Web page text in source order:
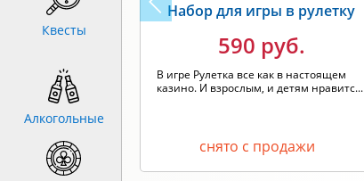
Набор для игры в рулетку
590 руб.
В игре Рулетка все как в настоящем
казино. И взрослым, и детям нравитс...
снято с продажи
Квесты
Алкогольные